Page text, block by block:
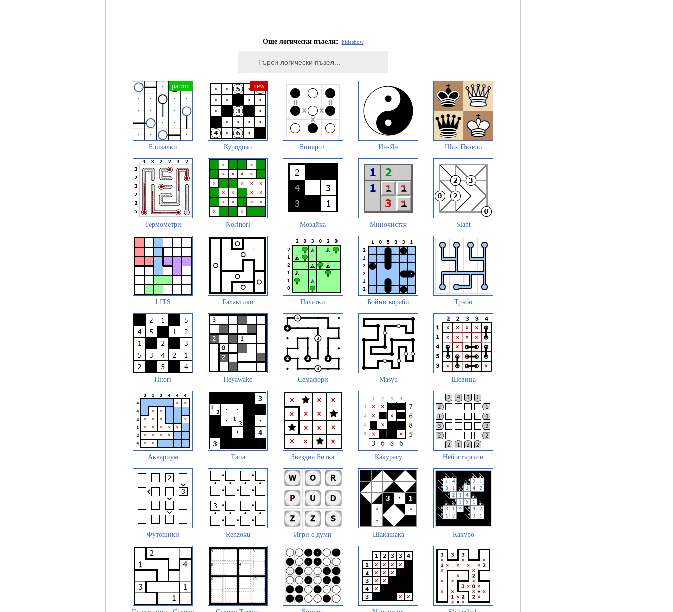
Още логически пъзели: hideshow
Близалки Куродоко Бинаро+ Ин-Ян Шах Пъзели
Термометри Norinori Мозайка Миночистач Slant
LITS Галактики Палатки Бойни кораби Тръби
Hitori Heyawake Семафори Masyu Шевица
Аквариум Тапа Звездна Битка Какурасу Небостъргачи
Футошики Renzoku Игри с думи Шакашака Какуро